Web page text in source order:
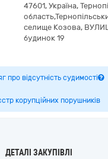
47601, Україна,
область,
селище Козова,
будинок 19
про відсутність судимості
корупційних порушників
ДЕТАЛІ ЗАКУПІВЛІ